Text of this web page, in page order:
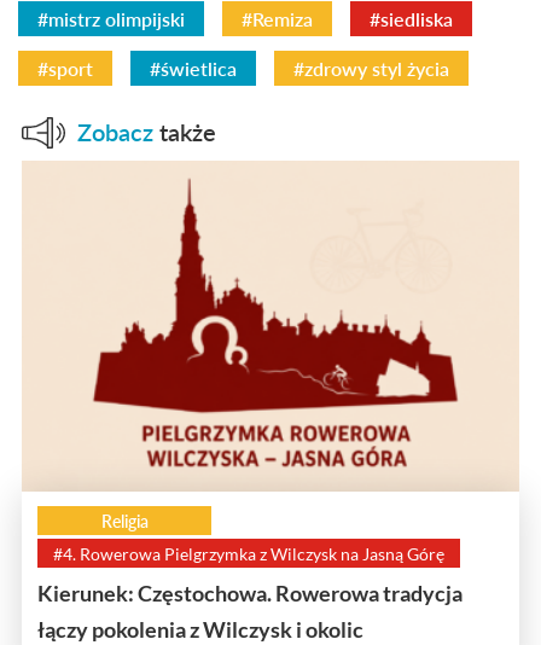
#mistrz olimpijski #Remiza #siedliska
#sport #świetlica #zdrowy styl życia
Zobacz także
Religia
#4. Rowerowa Pielgrzymka z Wilczysk na Jasną Górę
Kierunek: Częstochowa. Rowerowa tradycja
łączy pokolenia z Wilczysk i okolic